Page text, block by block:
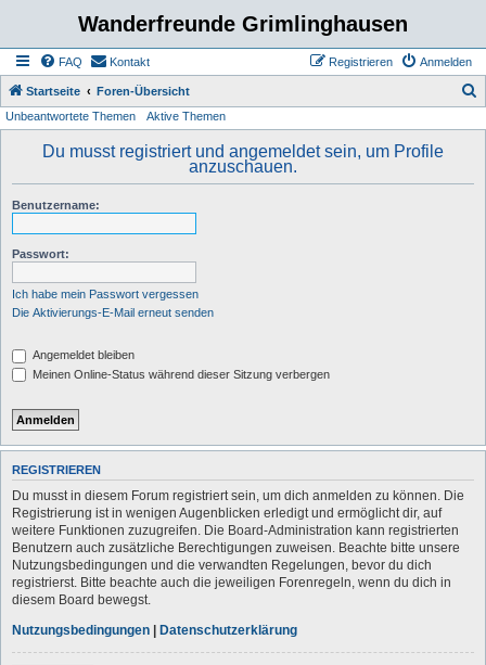
Wanderfreunde Grimlinghausen
FAQ Kontakt Anmelden
Registrieren
Startseite Foren-Übersicht
Unbeantwortete Themen Aktive Themen
Du musst registriert und angemeldet sein, um Profile
anzuschauen.
Benutzername:
Passwort:
Ich habe mein Passwort vergessen
Die Aktivierungs-E-Mail erneut senden
Angemeldet bleiben
Meinen Online-Status während dieser Sitzung verbergen
REGISTRIEREN
Du musst in diesem Forum registriert sein, um dich anmelden zu können. Die
Registrierung ist in wenigen Augenblicken erledigt und ermöglicht dir, auf
weitere Funktionen zuzugreifen. Die Board-Administration kann registrierten
Benutzern auch zusätzliche Berechtigungen zuweisen. Beachte bitte unsere
Nutzungsbedingungen und die verwandten Regelungen, bevor du dich
registrierst. Bitte beachte auch die jeweiligen Forenregeln, wenn du dich in
diesem Board bewegst.
Nutzungsbedingungen | Datenschutzerklärung